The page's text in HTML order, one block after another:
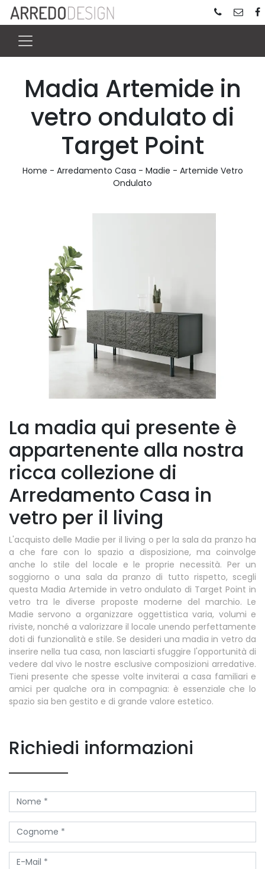
Madia Artemide in
vetro ondulato di
Target Point
Home - Arredamento Casa - Madie - Artemide Vetro
Ondulato
La madia qui presente è
appartenente alla nostra
ricca collezione di
Arredamento Casa in
vetro per il living
L'acquisto delle Madie per il living o per la sala da pranzo ha
a che fare con lo spazio a disposizione, ma coinvolge
anche lo stile del locale e le proprie necessità. Per un
soggiorno o una sala da pranzo di tutto rispetto, scegli
questa Madia Artemide in vetro ondulato di Target Point in
vetro tra le diverse proposte moderne del marchio. Le
Madie servono a organizzare oggettistica varia, volumi e
riviste, nonché a valorizzare il locale unendo perfettamente
doti di funzionalità e stile. Se desideri una madia in vetro da
inserire nella tua casa, non lasciarti sfuggire l'opportunità di
vedere dal vivo le nostre esclusive composizioni arredative.
Tieni presente che spesse volte inviterai a casa familiari e
amici per qualche ora in compagnia: è essenziale che lo
spazio sia ben gestito e di grande valore estetico.
Richiedi informazioni